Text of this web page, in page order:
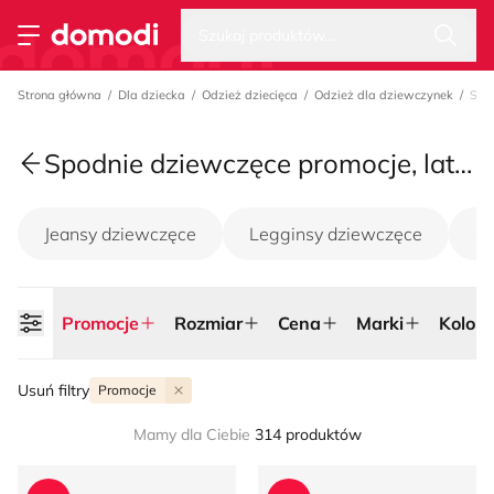
Przełącz menu
Strona główna
Strona główna Dla dziecka Odzież dziecięca Odzież dla dziewczynek
Spodnie dziewczęce promocje, lato 2026
Jeansy dziewczęce Legginsy dziewczęce
Promocje Rozmiar Cena Marki Kolor
Usuń filtry Promocje
Mamy dla Ciebie 314 produktów
Spodnie dziewczęce na zimę ReservedSinsay - Spodnie